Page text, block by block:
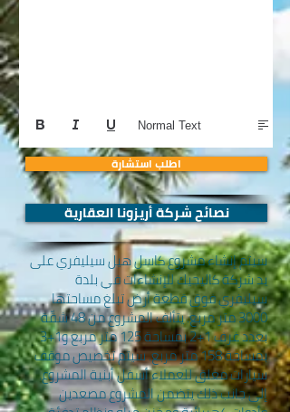
Normal Text
سيتم إنشاء مشروع كاسل هيل سيليفري على
يد شركة كاليجيك للإنشاءات في بلدة
سيليفري فوق قطعة أرض تبلغ مساحتها
3000 متر مربع. يتألف المشروع من 48 شقّة
بعدد غرف 1+2 بمساحة 125 متر مربع و1+3
بمساحة 158 متر مربع. سيتم تخصيص موقف
سيارات مغلق للعملاء أسفل أبنية المشروع.
إلى جانب ذلك يتضمن المشروع مصعدين
نصائح شركة أريزونا العقارية
اطلب استشارة